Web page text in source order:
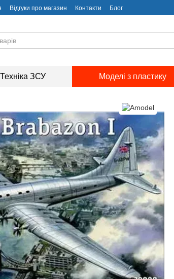
Відгуки про магазин Контакти Блог
Техніка ЗСУ Моделі з пластику